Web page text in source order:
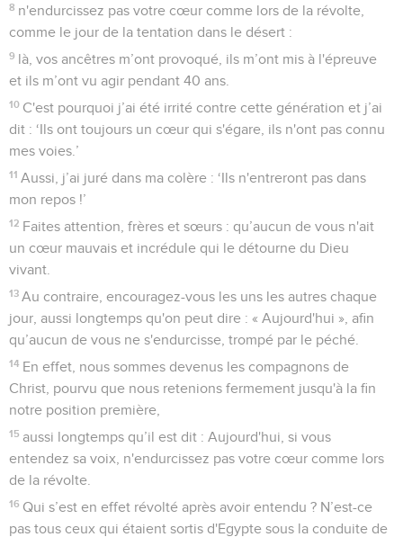
8 n'endurcissez pas votre cœur comme lors de la révolte,
comme le jour de la tentation dans le désert :
9 là, vos ancêtres m’ont provoqué, ils m’ont mis à l'épreuve
et ils m’ont vu agir pendant 40 ans.
10 C'est pourquoi j’ai été irrité contre cette génération et j’ai
dit : ‘Ils ont toujours un cœur qui s'égare, ils n'ont pas connu
mes voies.’
11 Aussi, j’ai juré dans ma colère : ‘Ils n'entreront pas dans
mon repos !’
12 Faites attention, frères et sœurs : qu’aucun de vous n'ait
un cœur mauvais et incrédule qui le détourne du Dieu
vivant.
13 Au contraire, encouragez-vous les uns les autres chaque
jour, aussi longtemps qu'on peut dire : « Aujourd'hui », afin
qu’aucun de vous ne s'endurcisse, trompé par le péché.
14 En effet, nous sommes devenus les compagnons de
Christ, pourvu que nous retenions fermement jusqu'à la fin
notre position première,
15 aussi longtemps qu’il est dit : Aujourd'hui, si vous
entendez sa voix, n'endurcissez pas votre cœur comme lors
de la révolte.
16 Qui s’est en effet révolté après avoir entendu ? N’est-ce
pas tous ceux qui étaient sortis d'Egypte sous la conduite de